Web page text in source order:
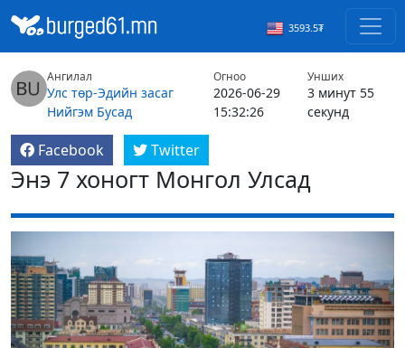
3593.5₮
Ангилал
Улс төр-Эдийн засаг
Нийгэм Бусад
Огноо
2026-06-29
15:32:26
Унших
3 минут 55
секунд
Facebook Twitter
Энэ 7 хоногт Монгол Улсад